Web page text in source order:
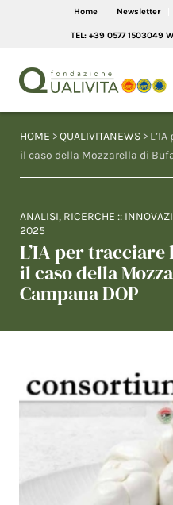
Home Newsletter
TEL: +39 0577 1503049
HOME >QUALIVITANEWS >
il caso della Mozzarella di
ANALISI, RICERCHE ::
2025
L’IA per tracciare
il caso della
Campana DOP